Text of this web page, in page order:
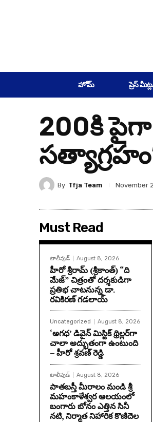
హోమ్ ప్రెస్
200కి పైగా
By Tfja Team November
Must Read
టాలీవుడ్ August 8, 2026
హీరో శ్రీరామ్ (శ్రీకాంత్) “ది
మేజ్” చిత్రంతో దర్శకుడిగా
ప్రతిభ చాటనున్న డా.
రవికిరణ్ గడలాయ్
Uncategorized August 8, 2026
‘అగధ’ డివైన్ మిస్టిక్ థ్రిల్లర్‌గా
చాలా అద్భుతంగా ఉంటుంది
– హీరో శ్రవణ్ రెడ్డి
టాలీవుడ్ August 8, 2026
పాతబస్తీ మీరాలం మండి శ్రీ
మహంకాళేశ్వర ఆలయంలో
బంగారు బోనం ఎత్తిన సినీ
నటి, నిర్మాత నిహారిక కొణిదెల